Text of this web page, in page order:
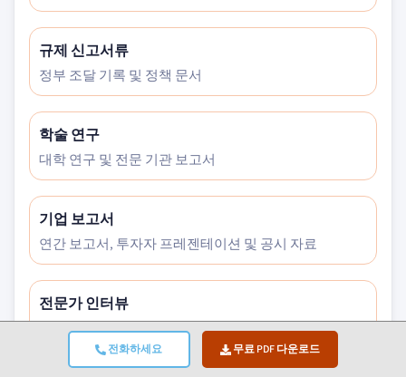
전화하세요 무료 PDF 다운로드
규제 신고서류
정부 조달 기록 및 정책 문서
학술 연구
대학 연구 및 전문 기관 보고서
기업 보고서
연간 보고서, 투자자 프레젠테이션 및 공시 자료
전문가 인터뷰
C레벨 임원, 구매 담당자 및 기술 전문가